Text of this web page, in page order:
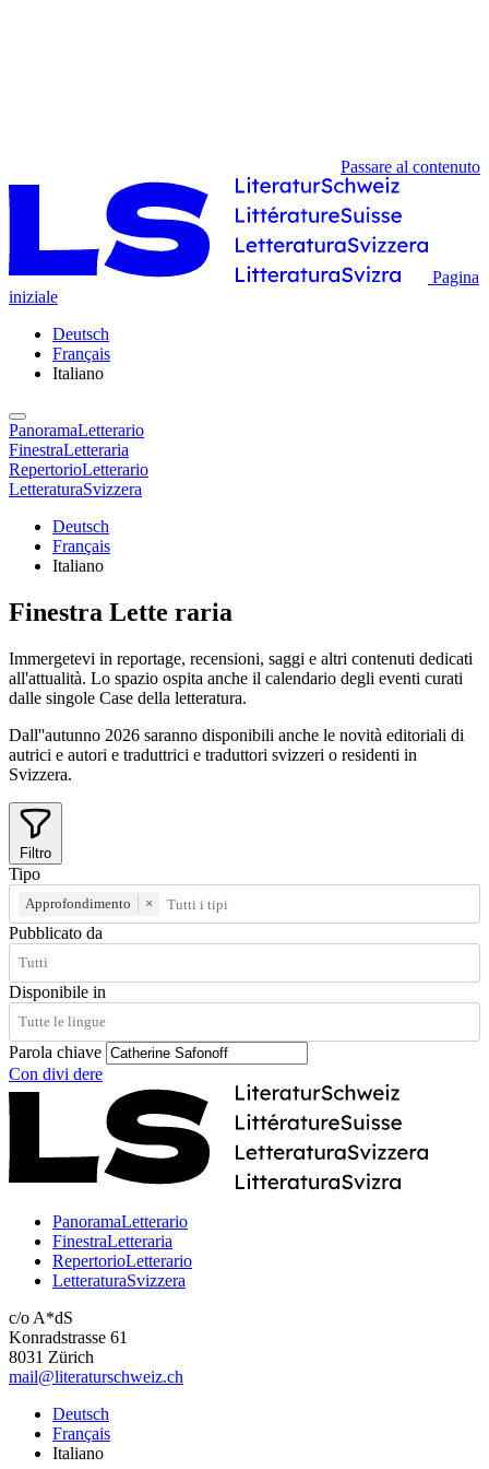
Passare al contenuto
Pagina
iniziale
Deutsch
Français
Italiano
PanoramaLetterario
FinestraLetteraria
RepertorioLetterario
LetteraturaSvizzera
Deutsch
Français
Italiano
Finestra Lette raria
Immergetevi in reportage, recensioni, saggi e altri contenuti dedicati
all'attualità. Lo spazio ospita anche il calendario degli eventi curati
dalle singole Case della letteratura.
Dall''autunno 2026 saranno disponibili anche le novità editoriali di
autrici e autori e traduttrici e traduttori svizzeri o residenti in
Svizzera.
Filtro
Tipo
Approfondimento ×
Pubblicato da
Disponibile in
Parola chiave
Con divi dere
PanoramaLetterario
FinestraLetteraria
RepertorioLetterario
LetteraturaSvizzera
c/o A*dS
Konradstrasse 61
8031 Zürich
mail@literaturschweiz.ch
Deutsch
Français
Italiano